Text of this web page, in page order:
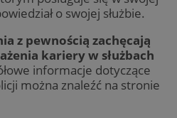
o swojej służbie.
z pewnością zachęcają
kariery w służbach
informacje dotyczące
można znaleźć na stronie